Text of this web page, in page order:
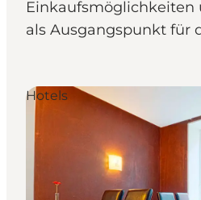
Einkaufsmöglichkeiten
als Ausgangspunkt für
Hotels